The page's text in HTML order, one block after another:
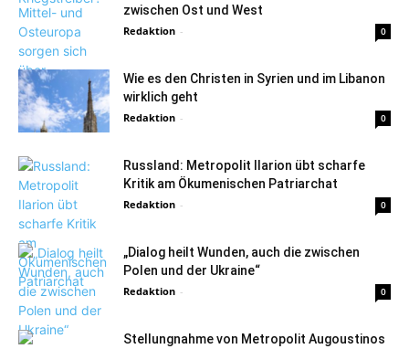
zwischen Ost und West
Redaktion - 0
Wie es den Christen in Syrien und im Libanon
wirklich geht
Redaktion - 0
Russland: Metropolit Ilarion übt scharfe
Kritik am Ökumenischen Patriarchat
Redaktion - 0
„Dialog heilt Wunden, auch die zwischen
Polen und der Ukraine“
Redaktion - 0
Stellungnahme von Metropolit Augoustinos